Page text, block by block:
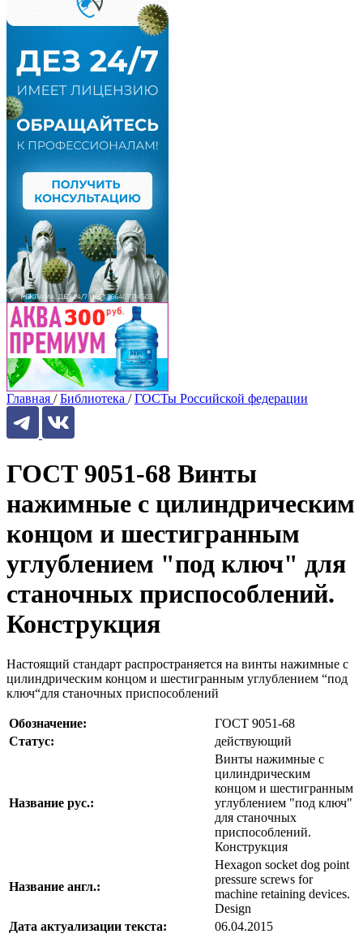
Главная / Библиотека / ГОСТы Российской федерации
ГОСТ 9051-68 Винты
нажимные с цилиндрическим
концом и шестигранным
углублением "под ключ" для
станочных приспособлений.
Конструкция
Настоящий стандарт распространяется на винты нажимные с
цилиндрическим концом и шестигранным углублением “под
ключ“для станочных приспособлений
Обозначение:
ГОСТ 9051-68
Статус:
действующий
Название рус.:
Винты нажимные с
цилиндрическим
концом и шестигранным
углублением "под ключ"
для станочных
приспособлений.
Конструкция
Название англ.:
Hexagon socket dog point
pressure screws for
machine retaining devices.
Design
Дата актуализации текста:
06.04.2015